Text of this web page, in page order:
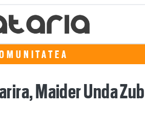
Maider Unda